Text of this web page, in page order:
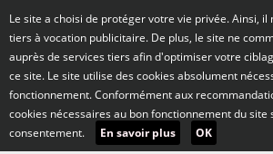
Le site a choisi de protéger votre vie privée. Ainsi, il
tiers à vocation publicitaire. De plus, le site ne
auprès de services tiers afin d'optimiser votre
ce site. Le site utilise des cookies absolument
fonctionnement. Conformément aux
cookies nécessaires au bon fonctionnement du site
consentement.
En savoir plus OK